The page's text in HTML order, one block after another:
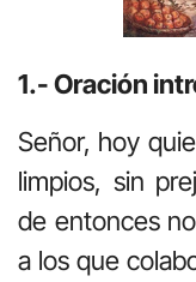
1.- Oración
Señor, hoy
limpios, sin
de entonces
a los que